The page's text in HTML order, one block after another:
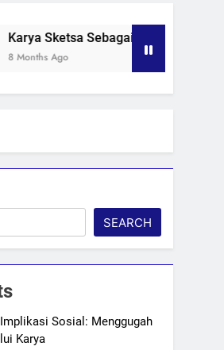
Sketsa Sebagai Alat Pembelajaran
Ago
SEARCH
Sosial: Menggugah
Karya